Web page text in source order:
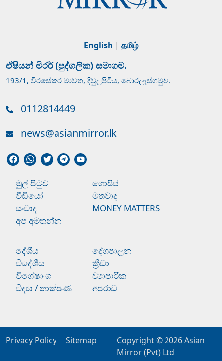
English | தமிழ்
ඒෂියන් මිරර් (පුද්ගලික) සමාගම.
193/1, වීරසේකර මාවත, දිවුලපිටිය, බොරලැස්ගමුව.
0112814449
news@asianmirror.lk
මුල් පිටුව
ගොසිප්
වීඩියෝ
මතවාද
සංවාද
MONEY MATTERS
අප අමතන්න
දේශීය
දේශපාලන
විදේශීය
ක්‍රීඩා
විශේෂාංග
ව්‍යාපාරික
විද්‍යා / තාක්ෂණ
අපරාධ
Privacy Policy Sitemap Copyright © 2026Asian
Mirror (Pvt) Ltd